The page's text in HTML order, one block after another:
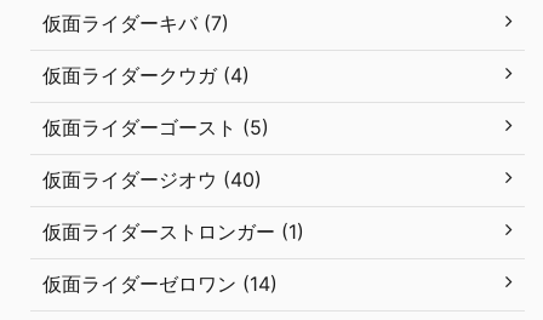
仮面ライダーキバ (7)
仮面ライダークウガ (4)
仮面ライダーゴースト (5)
仮面ライダージオウ (40)
仮面ライダーストロンガー (1)
仮面ライダーゼロワン (14)